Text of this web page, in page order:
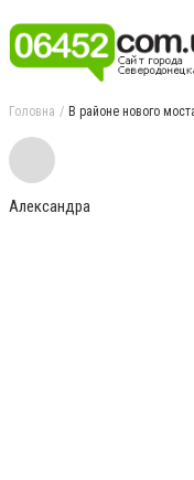
Головна В районе нового
Александра